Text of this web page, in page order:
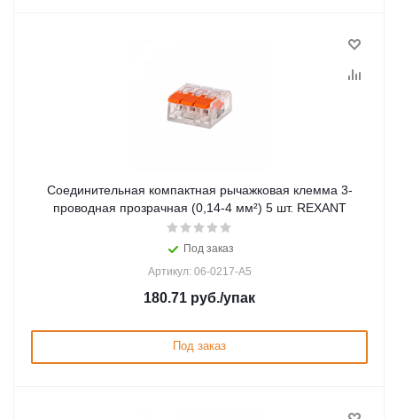
Соединительная компактная рычажковая клемма 3-
проводная прозрачная (0,14-4 мм²) 5 шт. REXANT
Под заказ
Артикул: 06-0217-A5
180.71 руб./упак
Под заказ